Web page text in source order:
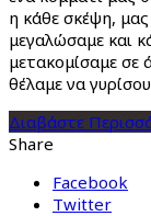
η κάθε σκέψη,
μεγαλώσαμε και
μετακομίσαμε σε
θέλαμε να
Διαβάστε
Share
Facebook
Twitter